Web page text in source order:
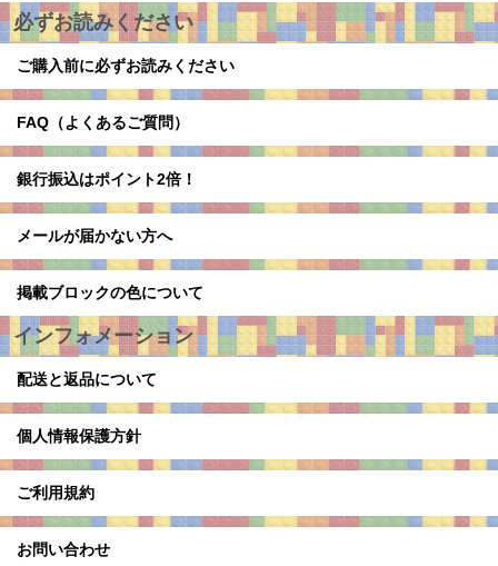
必ずお読みください
ご購入前に必ずお読みください
FAQ（よくあるご質問）
銀行振込はポイント2倍！
メールが届かない方へ
掲載ブロックの色について
インフォメーション
配送と返品について
個人情報保護方針
ご利用規約
お問い合わせ